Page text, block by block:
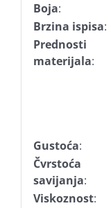
Boja:
Brzina ispisa:
Prednosti
materijala:
Gustoća:
Čvrstoća
savijanja:
Viskoznost: